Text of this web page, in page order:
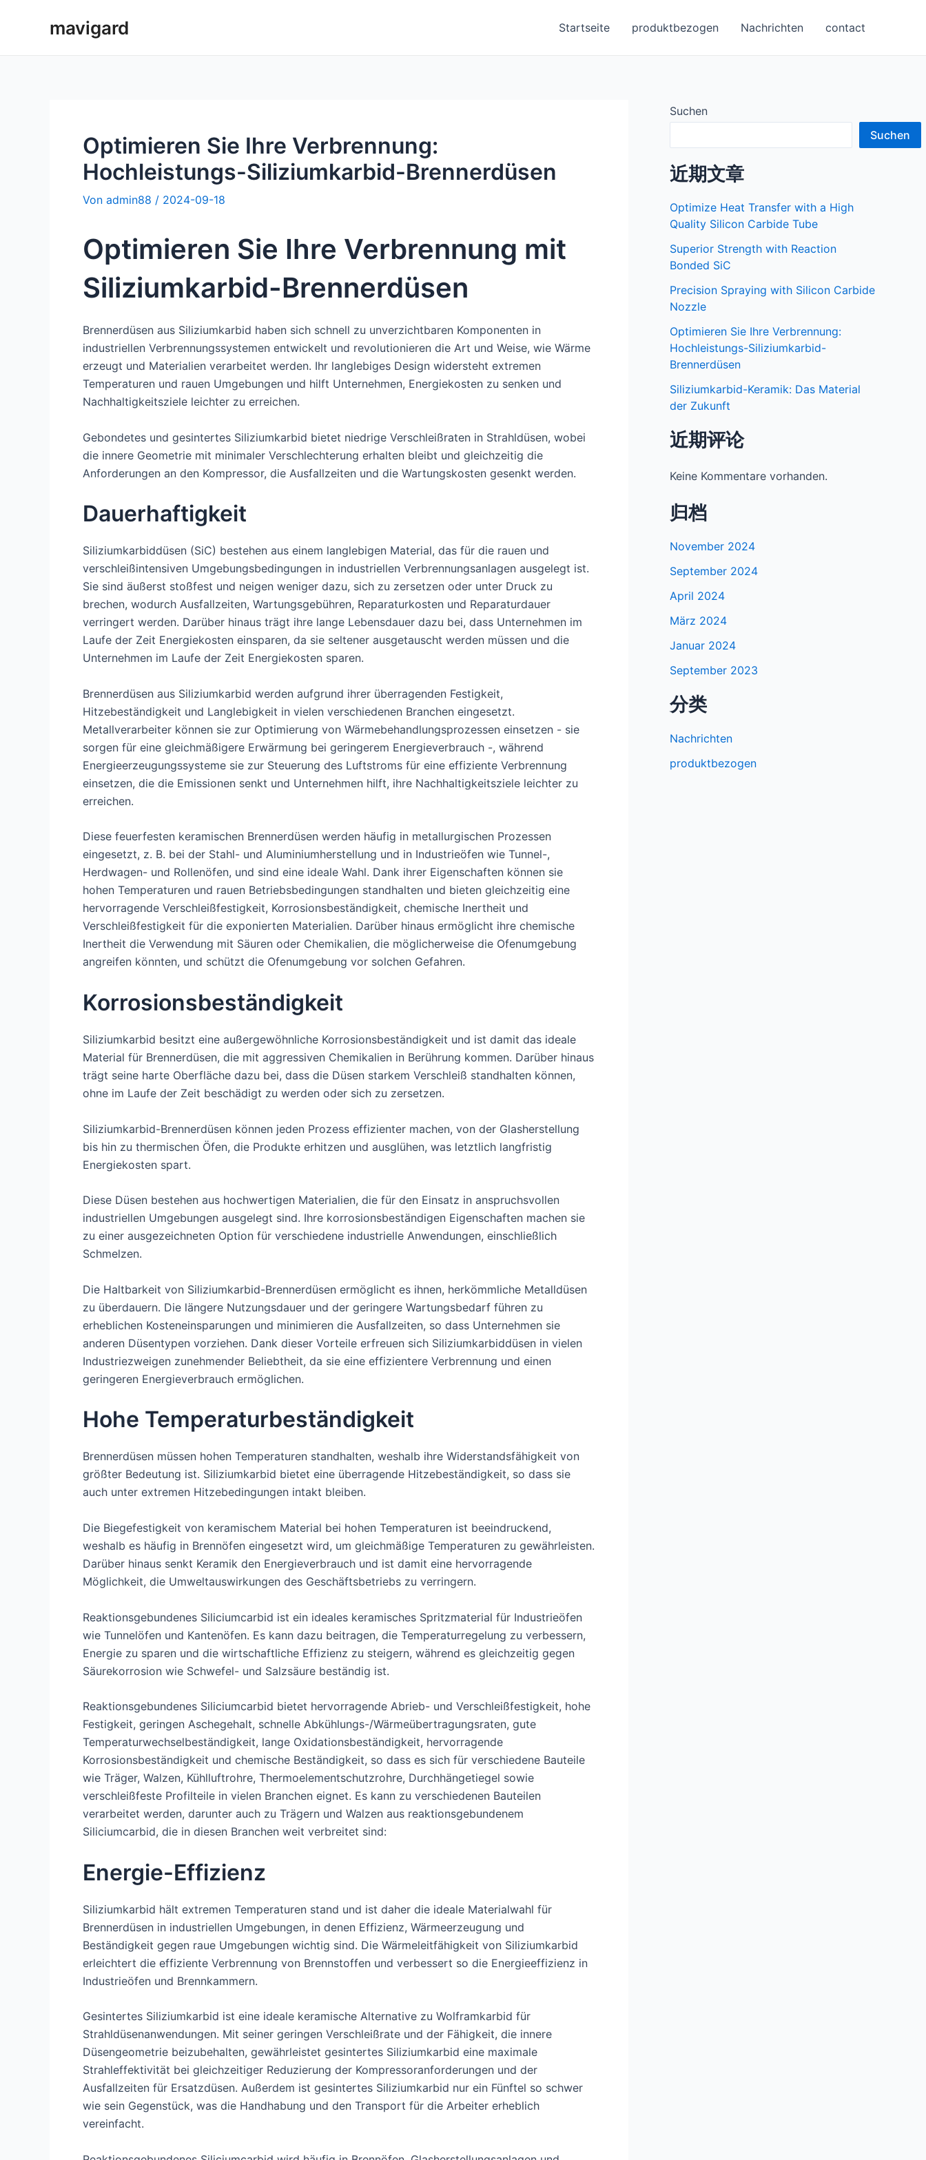
mavigard Startseite produktbezogen Nachrichten contact
Optimieren Sie Ihre Verbrennung:
Hochleistungs-Siliziumkarbid-Brennerdüsen
Von admin88 / 2024-09-18
Optimieren Sie Ihre Verbrennung mit
Siliziumkarbid-Brennerdüsen
Brennerdüsen aus Siliziumkarbid haben sich schnell zu unverzichtbaren Komponenten in
industriellen Verbrennungssystemen entwickelt und revolutionieren die Art und Weise, wie Wärme
erzeugt und Materialien verarbeitet werden. Ihr langlebiges Design widersteht extremen
Temperaturen und rauen Umgebungen und hilft Unternehmen, Energiekosten zu senken und
Nachhaltigkeitsziele leichter zu erreichen.
Gebondetes und gesintertes Siliziumkarbid bietet niedrige Verschleißraten in Strahldüsen, wobei
die innere Geometrie mit minimaler Verschlechterung erhalten bleibt und gleichzeitig die
Anforderungen an den Kompressor, die Ausfallzeiten und die Wartungskosten gesenkt werden.
Dauerhaftigkeit
Siliziumkarbiddüsen (SiC) bestehen aus einem langlebigen Material, das für die rauen und
verschleißintensiven Umgebungsbedingungen in industriellen Verbrennungsanlagen ausgelegt ist.
Sie sind äußerst stoßfest und neigen weniger dazu, sich zu zersetzen oder unter Druck zu
brechen, wodurch Ausfallzeiten, Wartungsgebühren, Reparaturkosten und Reparaturdauer
verringert werden. Darüber hinaus trägt ihre lange Lebensdauer dazu bei, dass Unternehmen im
Laufe der Zeit Energiekosten einsparen, da sie seltener ausgetauscht werden müssen und die
Unternehmen im Laufe der Zeit Energiekosten sparen.
Brennerdüsen aus Siliziumkarbid werden aufgrund ihrer überragenden Festigkeit,
Hitzebeständigkeit und Langlebigkeit in vielen verschiedenen Branchen eingesetzt.
Metallverarbeiter können sie zur Optimierung von Wärmebehandlungsprozessen einsetzen - sie
sorgen für eine gleichmäßigere Erwärmung bei geringerem Energieverbrauch -, während
Energieerzeugungssysteme sie zur Steuerung des Luftstroms für eine effiziente Verbrennung
einsetzen, die die Emissionen senkt und Unternehmen hilft, ihre Nachhaltigkeitsziele leichter zu
erreichen.
Diese feuerfesten keramischen Brennerdüsen werden häufig in metallurgischen Prozessen
eingesetzt, z. B. bei der Stahl- und Aluminiumherstellung und in Industrieöfen wie Tunnel-,
Herdwagen- und Rollenöfen, und sind eine ideale Wahl. Dank ihrer Eigenschaften können sie
hohen Temperaturen und rauen Betriebsbedingungen standhalten und bieten gleichzeitig eine
hervorragende Verschleißfestigkeit, Korrosionsbeständigkeit, chemische Inertheit und
Verschleißfestigkeit für die exponierten Materialien. Darüber hinaus ermöglicht ihre chemische
Inertheit die Verwendung mit Säuren oder Chemikalien, die möglicherweise die Ofenumgebung
angreifen könnten, und schützt die Ofenumgebung vor solchen Gefahren.
Korrosionsbeständigkeit
Siliziumkarbid besitzt eine außergewöhnliche Korrosionsbeständigkeit und ist damit das ideale
Material für Brennerdüsen, die mit aggressiven Chemikalien in Berührung kommen. Darüber hinaus
trägt seine harte Oberfläche dazu bei, dass die Düsen starkem Verschleiß standhalten können,
ohne im Laufe der Zeit beschädigt zu werden oder sich zu zersetzen.
Siliziumkarbid-Brennerdüsen können jeden Prozess effizienter machen, von der Glasherstellung
bis hin zu thermischen Öfen, die Produkte erhitzen und ausglühen, was letztlich langfristig
Energiekosten spart.
Diese Düsen bestehen aus hochwertigen Materialien, die für den Einsatz in anspruchsvollen
industriellen Umgebungen ausgelegt sind. Ihre korrosionsbeständigen Eigenschaften machen sie
zu einer ausgezeichneten Option für verschiedene industrielle Anwendungen, einschließlich
Schmelzen.
Die Haltbarkeit von Siliziumkarbid-Brennerdüsen ermöglicht es ihnen, herkömmliche Metalldüsen
zu überdauern. Die längere Nutzungsdauer und der geringere Wartungsbedarf führen zu
erheblichen Kosteneinsparungen und minimieren die Ausfallzeiten, so dass Unternehmen sie
anderen Düsentypen vorziehen. Dank dieser Vorteile erfreuen sich Siliziumkarbiddüsen in vielen
Industriezweigen zunehmender Beliebtheit, da sie eine effizientere Verbrennung und einen
geringeren Energieverbrauch ermöglichen.
Hohe Temperaturbeständigkeit
Brennerdüsen müssen hohen Temperaturen standhalten, weshalb ihre Widerstandsfähigkeit von
größter Bedeutung ist. Siliziumkarbid bietet eine überragende Hitzebeständigkeit, so dass sie
auch unter extremen Hitzebedingungen intakt bleiben.
Die Biegefestigkeit von keramischem Material bei hohen Temperaturen ist beeindruckend,
weshalb es häufig in Brennöfen eingesetzt wird, um gleichmäßige Temperaturen zu gewährleisten.
Darüber hinaus senkt Keramik den Energieverbrauch und ist damit eine hervorragende
Möglichkeit, die Umweltauswirkungen des Geschäftsbetriebs zu verringern.
Reaktionsgebundenes Siliciumcarbid ist ein ideales keramisches Spritzmaterial für Industrieöfen
wie Tunnelöfen und Kantenöfen. Es kann dazu beitragen, die Temperaturregelung zu verbessern,
Energie zu sparen und die wirtschaftliche Effizienz zu steigern, während es gleichzeitig gegen
Säurekorrosion wie Schwefel- und Salzsäure beständig ist.
Reaktionsgebundenes Siliciumcarbid bietet hervorragende Abrieb- und Verschleißfestigkeit, hohe
Festigkeit, geringen Aschegehalt, schnelle Abkühlungs-/Wärmeübertragungsraten, gute
Temperaturwechselbeständigkeit, lange Oxidationsbeständigkeit, hervorragende
Korrosionsbeständigkeit und chemische Beständigkeit, so dass es sich für verschiedene Bauteile
wie Träger, Walzen, Kühlluftrohre, Thermoelementschutzrohre, Durchhängetiegel sowie
verschleißfeste Profilteile in vielen Branchen eignet. Es kann zu verschiedenen Bauteilen
verarbeitet werden, darunter auch zu Trägern und Walzen aus reaktionsgebundenem
Siliciumcarbid, die in diesen Branchen weit verbreitet sind:
Energie-Effizienz
Siliziumkarbid hält extremen Temperaturen stand und ist daher die ideale Materialwahl für
Brennerdüsen in industriellen Umgebungen, in denen Effizienz, Wärmeerzeugung und
Beständigkeit gegen raue Umgebungen wichtig sind. Die Wärmeleitfähigkeit von Siliziumkarbid
erleichtert die effiziente Verbrennung von Brennstoffen und verbessert so die Energieeffizienz in
Industrieöfen und Brennkammern.
Gesintertes Siliziumkarbid ist eine ideale keramische Alternative zu Wolframkarbid für
Strahldüsenanwendungen. Mit seiner geringen Verschleißrate und der Fähigkeit, die innere
Düsengeometrie beizubehalten, gewährleistet gesintertes Siliziumkarbid eine maximale
Strahleffektivität bei gleichzeitiger Reduzierung der Kompressoranforderungen und der
Ausfallzeiten für Ersatzdüsen. Außerdem ist gesintertes Siliziumkarbid nur ein Fünftel so schwer
wie sein Gegenstück, was die Handhabung und den Transport für die Arbeiter erheblich
vereinfacht.
Suchen
Suchen
近期文章
Optimize Heat Transfer with a High
Quality Silicon Carbide Tube
Superior Strength with Reaction
Bonded SiC
Precision Spraying with Silicon Carbide
Nozzle
Optimieren Sie Ihre Verbrennung:
Hochleistungs-Siliziumkarbid-
Brennerdüsen
Siliziumkarbid-Keramik: Das Material
der Zukunft
近期评论
Keine Kommentare vorhanden.
归档
November 2024
September 2024
April 2024
März 2024
Januar 2024
September 2023
分类
Nachrichten
produktbezogen